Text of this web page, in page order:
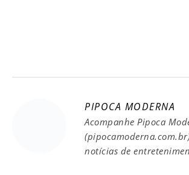
PIPOCA MODERNA
Acompanhe Pipoca
notícias de